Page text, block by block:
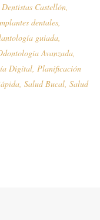
Dentistas Castellón
dentales
guiada
Avanzada
Digital Planificación
Salud Bucal Salud